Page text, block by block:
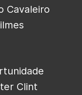
Cavaleiro
Clint